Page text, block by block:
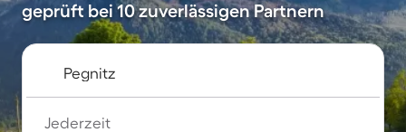
geprüft bei 10 zuverlässigen Partnern
Jederzeit